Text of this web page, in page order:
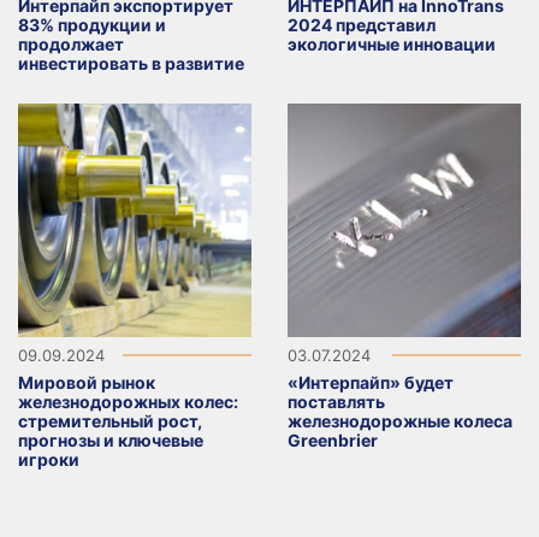
Интерпайп экспортирует
83% продукции и
продолжает
инвестировать в развитие
ИНТЕРПАЙП на InnoTrans
2024 представил
экологичные инновации
09.09.2024
Мировой рынок
железнодорожных колес:
стремительный рост,
прогнозы и ключевые
игроки
03.07.2024
«Интерпайп» будет
поставлять
железнодорожные колеса
Greenbrier